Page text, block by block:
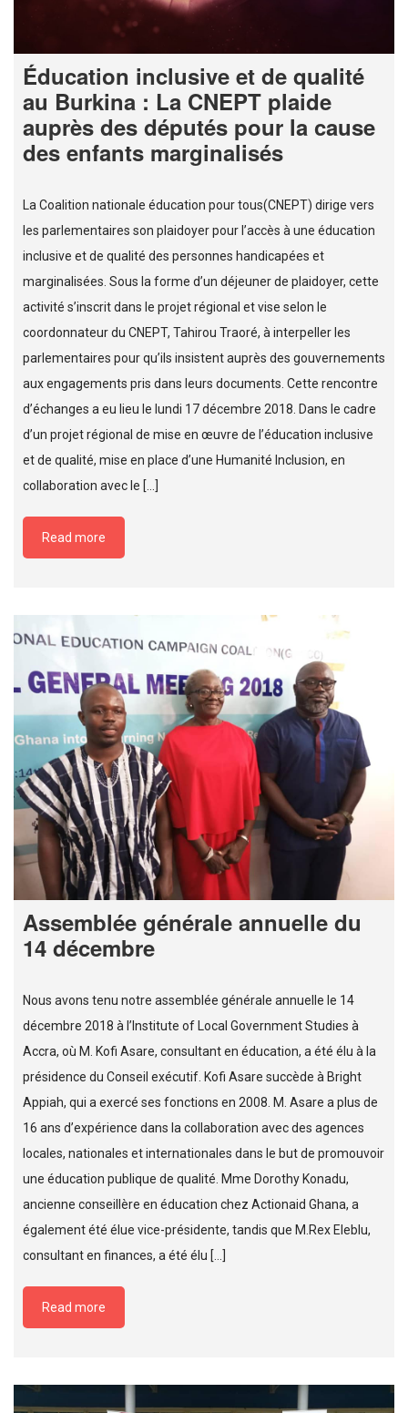
Éducation inclusive et de qualité
au Burkina : La CNEPT plaide
auprès des députés pour la cause
des enfants marginalisés
La Coalition nationale éducation pour tous(CNEPT) dirige vers
les parlementaires son plaidoyer pour l’accès à une éducation
inclusive et de qualité des personnes handicapées et
marginalisées. Sous la forme d’un déjeuner de plaidoyer, cette
activité s’inscrit dans le projet régional et vise selon le
coordonnateur du CNEPT, Tahirou Traoré, à interpeller les
parlementaires pour qu’ils insistent auprès des gouvernements
aux engagements pris dans leurs documents. Cette rencontre
d’échanges a eu lieu le lundi 17 décembre 2018. Dans le cadre
d’un projet régional de mise en œuvre de l’éducation inclusive
et de qualité, mise en place d’une Humanité Inclusion, en
collaboration avec le […]
Read more
Assemblée générale annuelle du
14 décembre
Nous avons tenu notre assemblée générale annuelle le 14
décembre 2018 à l’Institute of Local Government Studies à
Accra, où M. Kofi Asare, consultant en éducation, a été élu à la
présidence du Conseil exécutif. Kofi Asare succède à Bright
Appiah, qui a exercé ses fonctions en 2008. M. Asare a plus de
16 ans d’expérience dans la collaboration avec des agences
locales, nationales et internationales dans le but de promouvoir
une éducation publique de qualité. Mme Dorothy Konadu,
ancienne conseillère en éducation chez Actionaid Ghana, a
également été élue vice-présidente, tandis que M.Rex Eleblu,
consultant en finances, a été élu […]
Read more